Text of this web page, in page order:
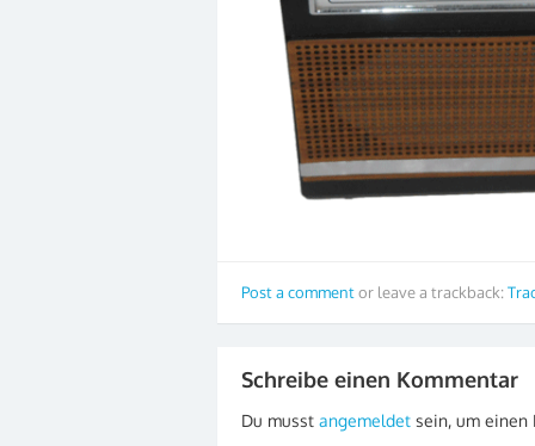
Post a commentor leave a trackback:
Schreibe einen Kommentar
Du musst angemeldet sein, um einen